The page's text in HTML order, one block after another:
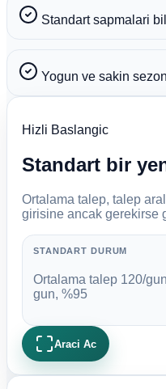
Standart sapmalari
Yogun ve sakin
Hizli Baslangic
Standart bir
Ortalama talep, talep
girisine ancak gerekirse
STANDART DURUM
Ortalama talep 120/
gun, %95
Araci Ac